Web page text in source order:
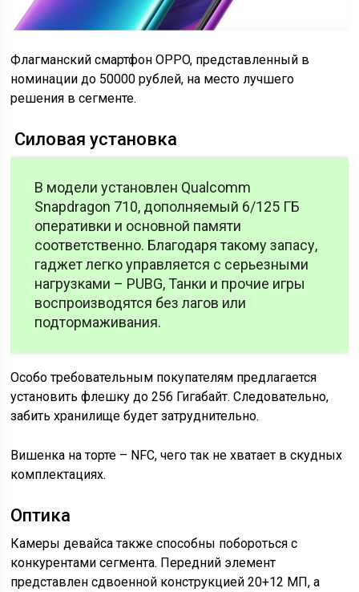
Флагманский смартфон OPPO, представленный в
номинации до 50000 рублей, на место лучшего
решения в сегменте.
Силовая установка
В модели установлен Qualcomm
Snapdragon 710, дополняемый 6/125 ГБ
оперативки и основной памяти
соответственно. Благодаря такому запасу,
гаджет легко управляется с серьезными
нагрузками – PUBG, Танки и прочие игры
воспроизводятся без лагов или
подтормаживания.
Особо требовательным покупателям предлагается
установить флешку до 256 Гигабайт. Следовательно,
забить хранилище будет затруднительно.
Вишенка на торте – NFC, чего так не хватает в скудных
комплектациях.
Оптика
Камеры девайса также способны побороться с
конкурентами сегмента. Передний элемент
представлен сдвоенной конструкцией 20+12 МП, а